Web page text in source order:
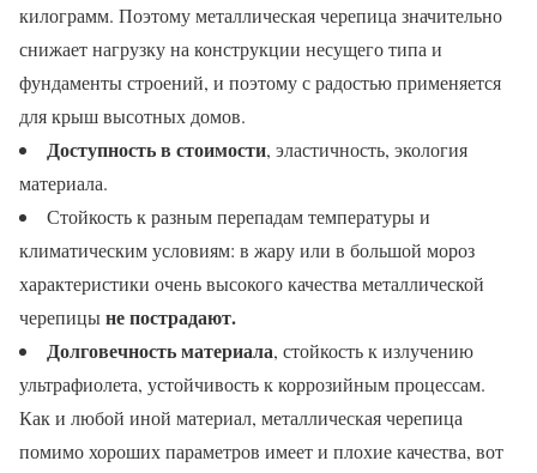
килограмм. Поэтому металлическая черепица значительно
снижает нагрузку на конструкции несущего типа и
фундаменты строений, и поэтому с радостью применяется
для крыш высотных домов.
Доступность в стоимости, эластичность, экология
материала.
Стойкость к разным перепадам температуры и
климатическим условиям: в жару или в большой мороз
характеристики очень высокого качества металлической
черепицыне пострадают.
Долговечность материала, стойкость к излучению
ультрафиолета, устойчивость к коррозийным процессам.
Как и любой иной материал, металлическая черепица
помимо хороших параметров имеет и плохие качества, вот